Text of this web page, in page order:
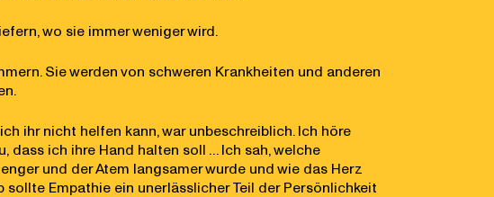
wo sie immer weniger wird.
Sie werden von schweren Krankheiten und anderen
ihr nicht helfen kann, war unbeschreiblich. Ich höre
ich ihre Hand halten soll … Ich sah, welche
und der Atem langsamer wurde und wie das Herz
Empathie ein unerlässlicher Teil der Persönlichkeit